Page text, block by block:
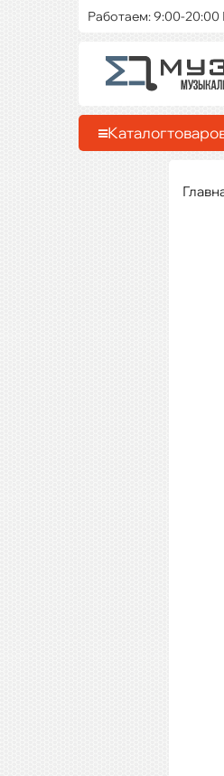
Работаем: 9:00-
Каталог